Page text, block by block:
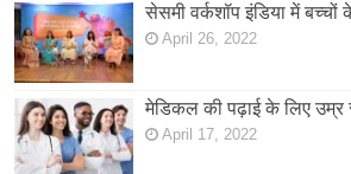
सेसमी वर्कशॉप इंडिया में
April 26, 2022
मेडिकल की पढ़ाई के लिए उम्र
April 17, 2022